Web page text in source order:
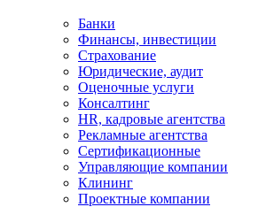
Банки
Финансы, инвестиции
Страхование
Юридические, аудит
Оценочные услуги
Консалтинг
HR, кадровые агентства
Рекламные агентства
Сертификационные
Управляющие компании
Клининг
Проектные компании